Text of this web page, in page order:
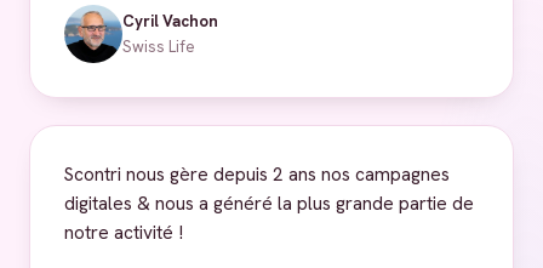
Cyril Vachon
Swiss Life
Scontri nous gère depuis 2 ans nos campagnes
digitales & nous a généré la plus grande partie de
notre activité !